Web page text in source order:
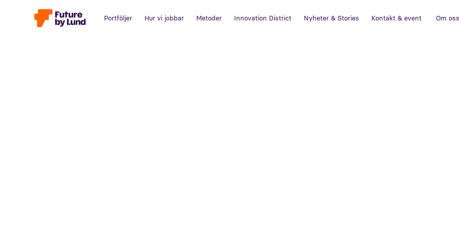
Portföljer Hur vi jobbar Metoder Innovation District Nyheter & Stories Kontakt & event Om